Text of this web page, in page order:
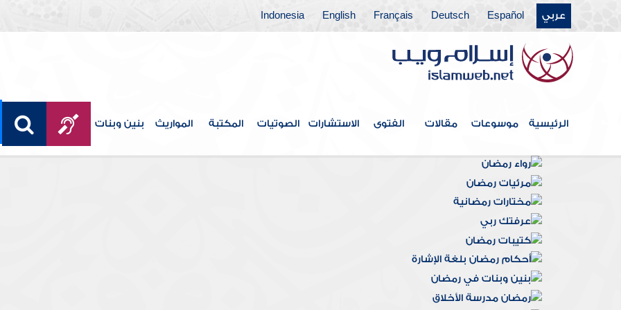
عربي Español
Deutsch
Français
English
Indonesia
الرئيسية موسوعات مقالات الفتوى الاستشارات الصوتيات المكتبة المواريث بنين وبنات